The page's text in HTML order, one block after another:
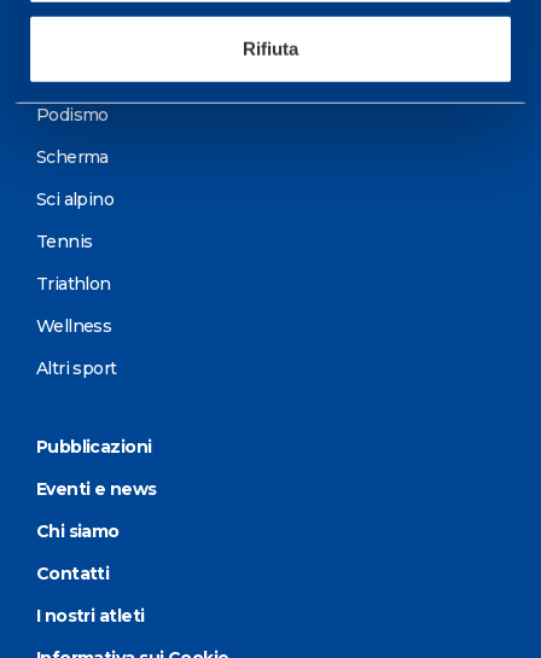
Rifiuta
Podismo
Scherma
Sci alpino
Tennis
Triathlon
Wellness
Altri sport
Pubblicazioni
Eventi e news
Chi siamo
Contatti
I nostri atleti